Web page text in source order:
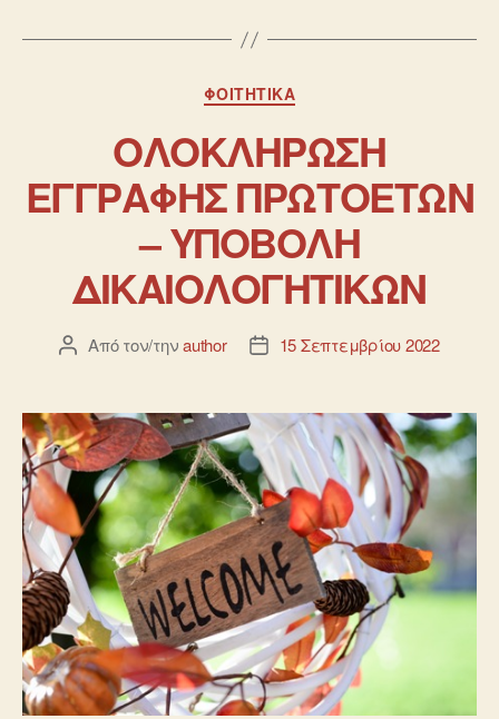
ΦΟΙΤΗΤΙΚΆ
ΟΛΟΚΛΗΡΩΣΗ
ΕΓΓΡΑΦΗΣ ΠΡΩΤΟΕΤΩΝ
– ΥΠΟΒΟΛΗ
ΔΙΚΑΙΟΛΟΓΗΤΙΚΩΝ
Από τον/τηνauthor 15 Σεπτεμβρίου 2022